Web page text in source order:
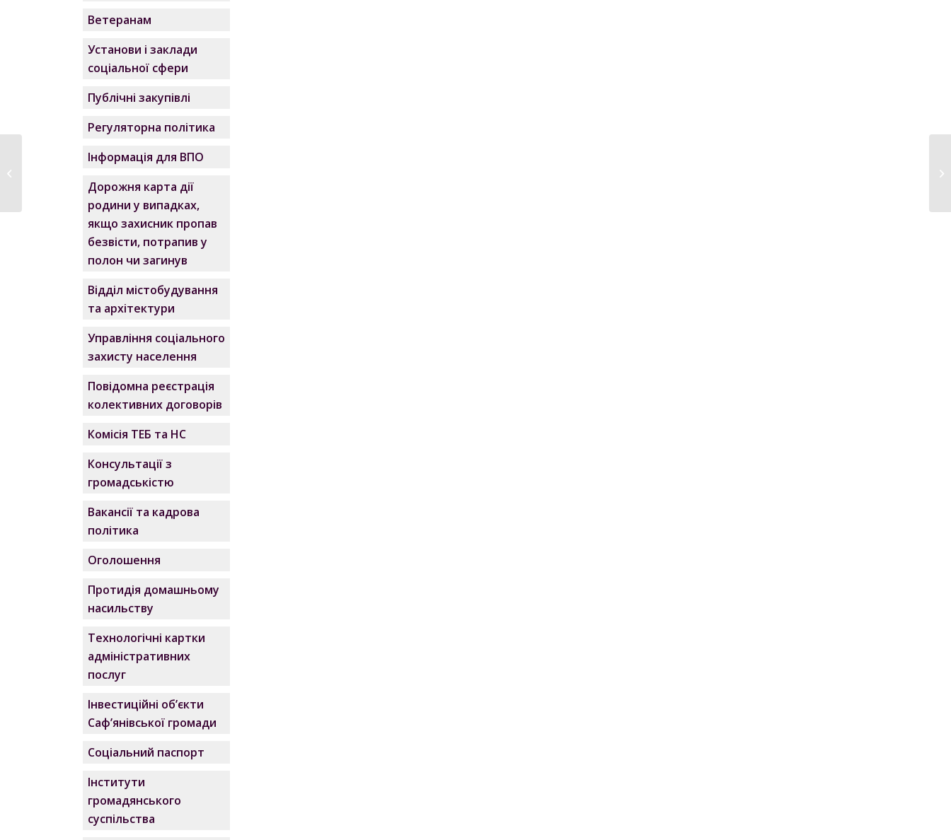
Ветеранам
Установи і заклади
соціальної сфери
Публічні закупівлі
Регуляторна політика
Інформація для ВПО
Дорожня карта дії
родини у випадках,
якщо захисник пропав
безвісти, потрапив у
полон чи загинув
Відділ містобудування
та архітектури
Управління соціального
захисту населення
Повідомна реєстрація
колективних договорів
Комісія ТЕБ та НС
Консультації з
громадськістю
Вакансії та кадрова
політика
Оголошення
Протидія домашньому
насильству
Технологічні картки
адміністративних
послуг
Інвестиційні об’єкти
Саф’янівської громади
Соціальний паспорт
Інститути
громадянського
суспільства